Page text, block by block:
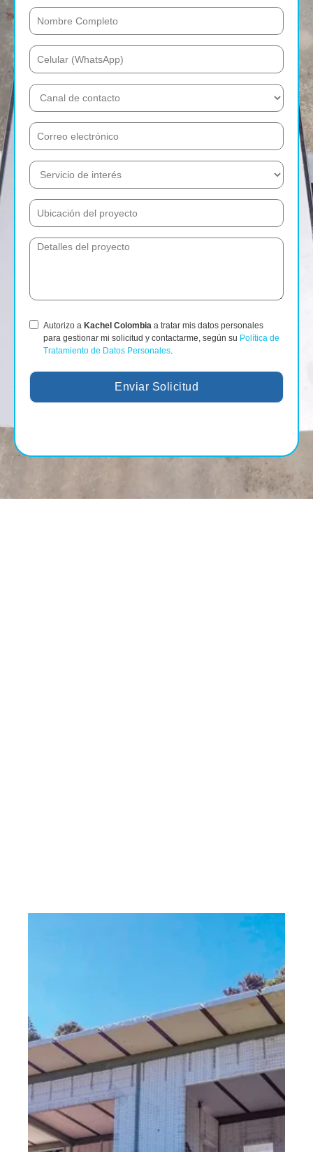
Autorizo a Kachel Colombia a tratar mis datos personales
para gestionar mi solicitud y contactarme, según su Política de
Tratamiento de Datos Personales
Enviar Solicitud